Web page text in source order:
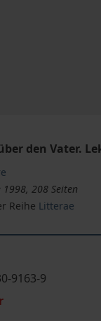
den Vater.
1998, 208 Seiten
Reihe Litterae
9163-9